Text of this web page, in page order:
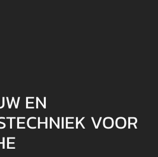
EN
VOOR